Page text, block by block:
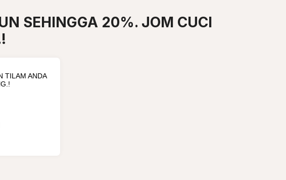
SEHINGGA 20%. JOM CUCI
TILAM ANDA